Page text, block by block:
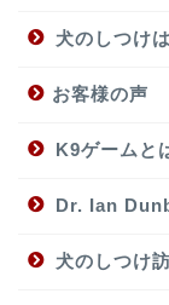
犬のしつけ
お客様の声
K9ゲームと
Dr. Ian
犬のしつけ